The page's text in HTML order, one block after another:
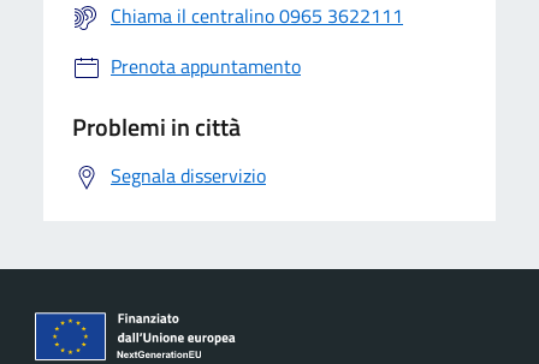
Chiama il centralino 0965 3622111
Prenota appuntamento
Problemi in città
Segnala disservizio